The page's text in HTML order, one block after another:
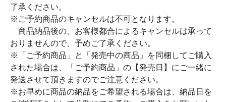
了承ください。
※ご予約商品のキャンセルは不可となります。
商品納品後の、お客様都合によるキャンセルは承って
おりませんので、予めご了承ください。
※「ご予約商品」と「発売中の商品」を同梱してご購入
された場合は、「ご予約商品」の【発売日】にご一緒に
発送させて頂きますのでご注意ください。
※お早めに商品の納品をご希望される場合は、納品日を